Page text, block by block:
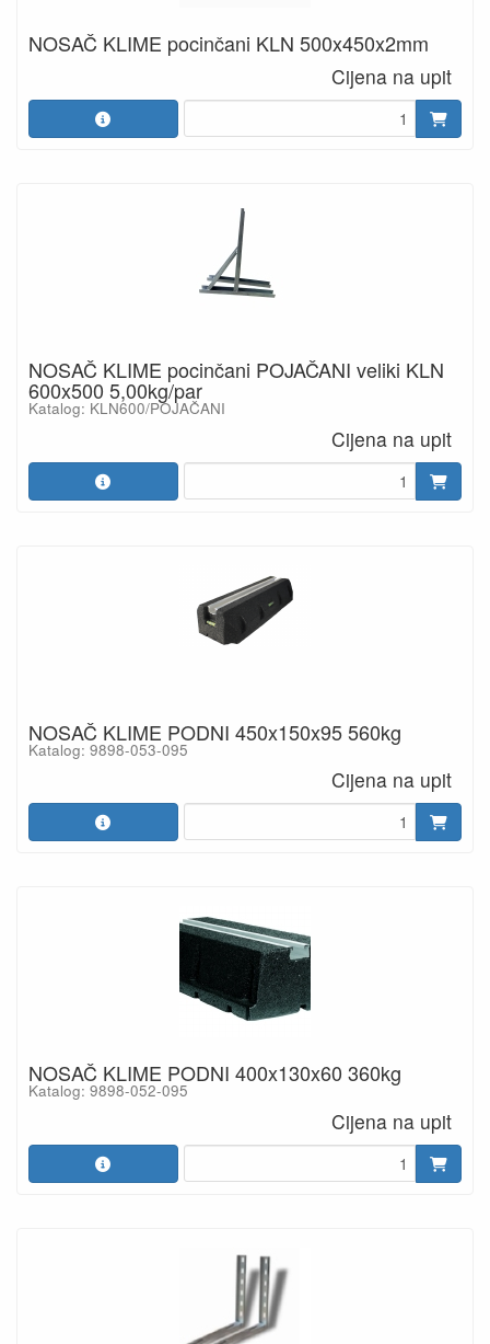
NOSAČ KLIME pocinčani KLN 500x450x2mm
Cijena na upit
NOSAČ KLIME pocinčani POJAČANI veliki KLN
600x500 5,00kg/par
Katalog: KLN600/POJAČANI
Cijena na upit
NOSAČ KLIME PODNI 450x150x95 560kg
Katalog: 9898-053-095
Cijena na upit
NOSAČ KLIME PODNI 400x130x60 360kg
Katalog: 9898-052-095
Cijena na upit